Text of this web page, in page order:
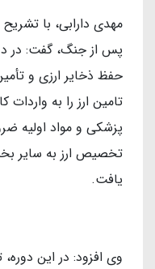
مهدی دارابی، با
پس از جنگ، گفت: در
حفظ ذخایر ارزی و
تامین ارز را به
پزشکی و مواد اولیه
تخصیص ارز به سایر
یافت.
وی افزود: در این